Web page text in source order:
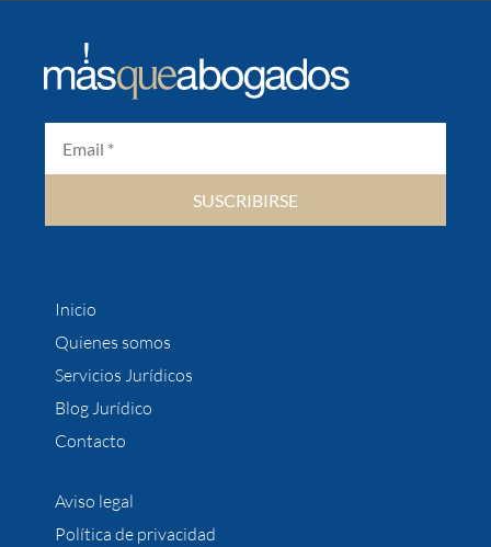
SUSCRIBIRSE
Inicio
Quienes somos
Servicios Jurídicos
Blog Jurídico
Contacto
Aviso legal
Política de privacidad